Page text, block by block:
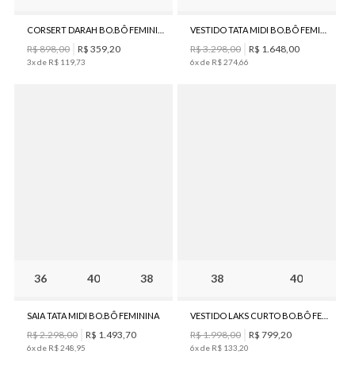
R$898,00 R$ 359 20
3x de R$ 11973
R$3.298,00 R$ 1 648 00
6x de R$27466
36 40 38
SAIA TATA MIDI BO.BÔ FEMININA
R$2.298,00 R$ 1.493,70
6x de R$248 95
38 40
R$1.998,00 R$ 799,20
6x de R$ 133 20